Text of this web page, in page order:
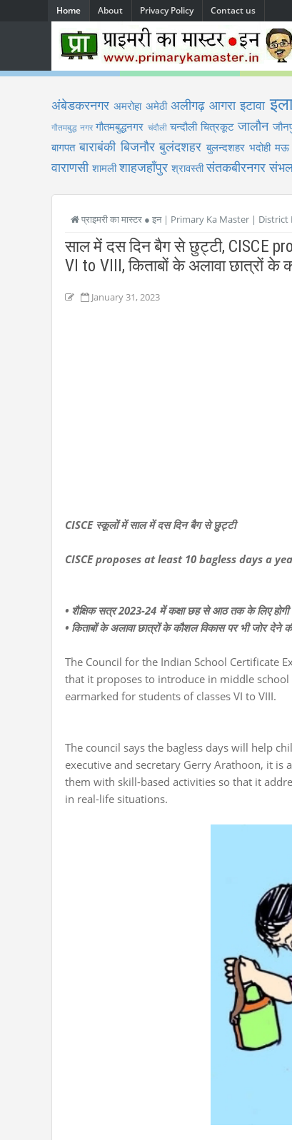
Home About Privacy Policy Contact us
अंबेडकरनगर अमरोहा अमेठी अलीगढ़ आगरा इटावा
गौतमबुद्ध नगर गौतमबुद्धनगर चंदौली चन्दौली चित्रकूट जालौन
बागपत बाराबंकी बिजनौर बुलंदशहर बुलन्दशहर भदोही मऊ
वाराणसी शामली शाहजहाँपुर श्रावस्ती संतकबीरनगर
प्राइमरी का मास्टर ● इन | Primary Ka Master |
साल में दस दिन बैग से छुट्टी, CISCE
VI to VIII, किताबों के अलावा छात्रों के
January 31, 2023
CISCE स्कूलों में साल में दस दिन बैग से छुट्टी
CISCE proposes at least 10 bagless days a
• शैक्षिक सत्र 2023-24 में कक्षा छह से आठ तक के लिए होगी
• किताबों के अलावा छात्रों के कौशल विकास पर भी जोर देने
The Council for the Indian School Certificate
that it proposes to introduce in middle
earmarked for students of classes VI to VIII.
The council says the bagless days will help
executive and secretary Gerry Arathoon, it is
them with skill-based activities so that it
in real-life situations.